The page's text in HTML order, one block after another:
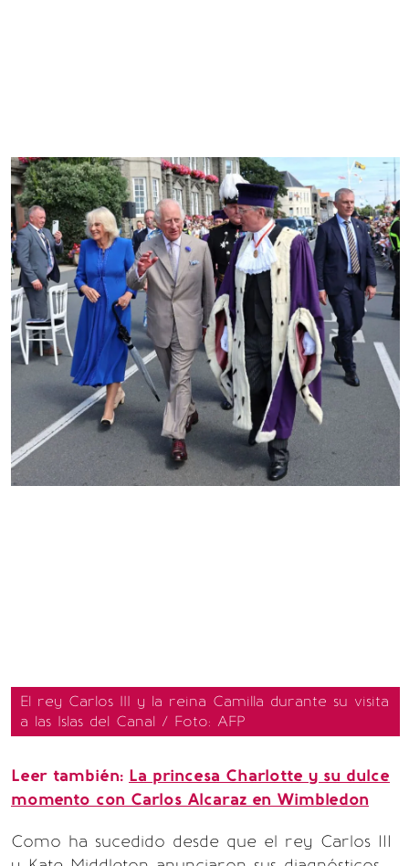
El rey Carlos III y la reina Camilla durante su visita
a las Islas del Canal / Foto: AFP
Leer también: La princesa Charlotte y su dulce
momento con Carlos Alcaraz en Wimbledon
Como ha sucedido desde que el rey Carlos III